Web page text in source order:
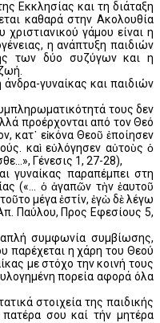
Εκκλησίας και τη διάταξη
καθαρά στην Ακολουθία
γάμου είναι η
η ανάπτυξη παιδιών
των δύο συζύγων και η
γυναίκας και παιδιών
τους δεν
προέρχονται από τον Θεό
κατ᾿ εἰκόνα Θεοῦ ἐποίησεν
καὶ εὐλόγησεν αὐτοὺς ὁ
Γένεσις 1, 27-28),
γυναίκας παραπέμπει στη
(«... ὁ ἀγαπῶν τὴν ἑαυτοῦ
μέγα ἐστίν, ἐγὼ δὲ λέγω
Παύλου, Προς Εφεσίους 5,
απλή συμφωνία συμβίωσης,
παρέχεται η χάρη του Θεού
με στόχο την κοινή τους
πορεία αφορά όλα
στοιχεία της παιδικής
σου καί τήν μητέρα